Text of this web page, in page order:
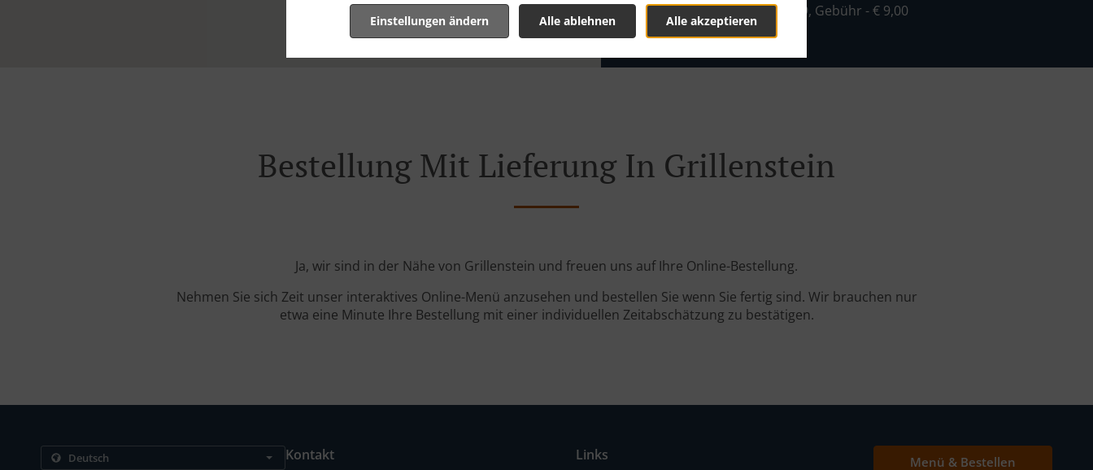
Alle akzeptieren
Alle ablehnen
Einstellungen ändern
Zone 22, Mind. - € 29,99, Gebühr - € 9,00
Bestellung Mit Lieferung In Grillenstein
Ja, wir sind in der Nähe von Grillenstein und freuen uns auf Ihre Online-Bestellung.
Nehmen Sie sich Zeit unser interaktives Online-Menü anzusehen und bestellen Sie wenn Sie fertig sind. Wir brauchen nur
etwa eine Minute Ihre Bestellung mit einer individuellen Zeitabschätzung zu bestätigen.
Kontakt Links Menü & Bestellen